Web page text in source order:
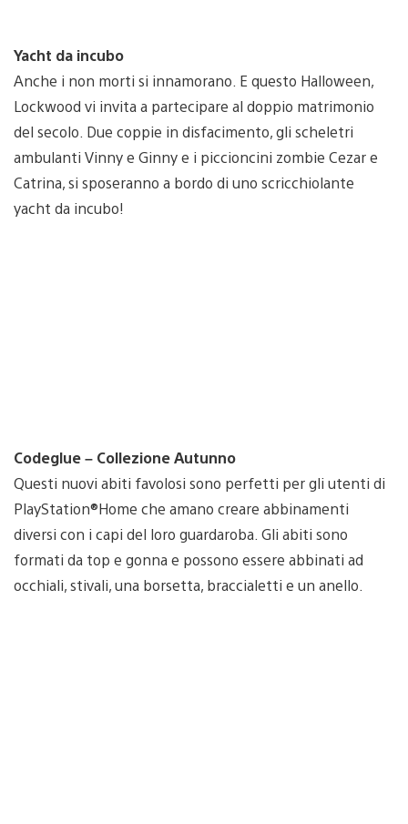
Yacht da incubo
Anche i non morti si innamorano. E questo Halloween,
Lockwood vi invita a partecipare al doppio matrimonio
del secolo. Due coppie in disfacimento, gli scheletri
ambulanti Vinny e Ginny e i piccioncini zombie Cezar e
Catrina, si sposeranno a bordo di uno scricchiolante
yacht da incubo!
Codeglue – Collezione Autunno
Questi nuovi abiti favolosi sono perfetti per gli utenti di
PlayStation®Home che amano creare abbinamenti
diversi con i capi del loro guardaroba. Gli abiti sono
formati da top e gonna e possono essere abbinati ad
occhiali, stivali, una borsetta, braccialetti e un anello.